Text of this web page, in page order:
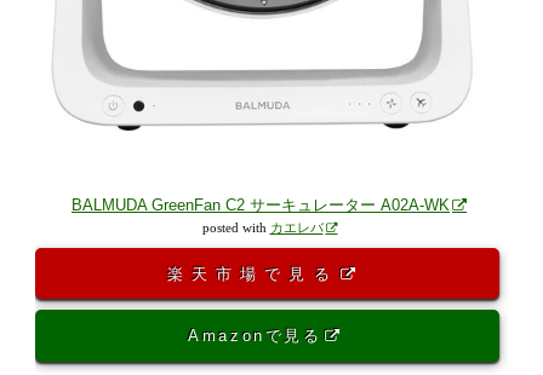
BALMUDA GreenFan C2 サーキュレーター A02A-WK
posted with カエレバ
楽天市場で見る
Amazonで見る